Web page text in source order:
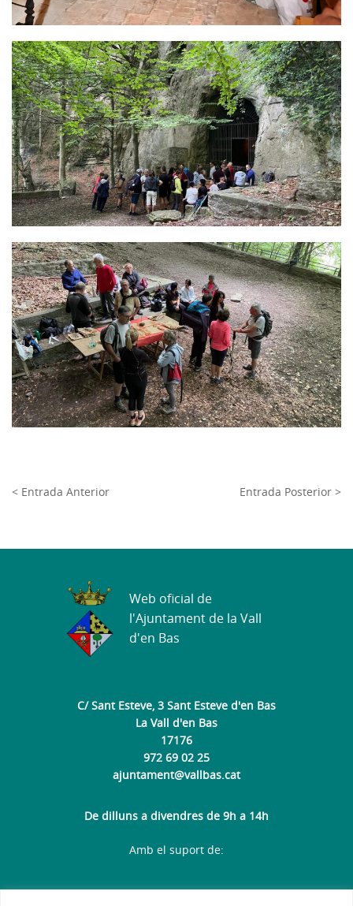
< Entrada Anterior Entrada Posterior >
C/ Sant Esteve, 3 Sant Esteve d'en Bas
La Vall d'en Bas
17176
972 69 02 25
ajuntament@vallbas.cat
De dilluns a divendres de 9h a 14h
Web oficial de
l'Ajuntament de la Vall
d'en Bas
Amb el suport de: